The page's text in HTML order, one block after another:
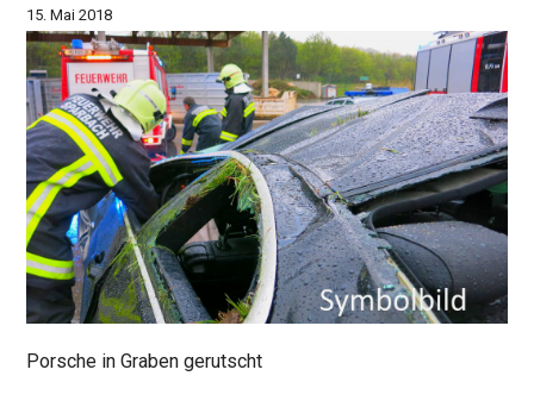
15. Mai 2018
Porsche in Graben gerutscht